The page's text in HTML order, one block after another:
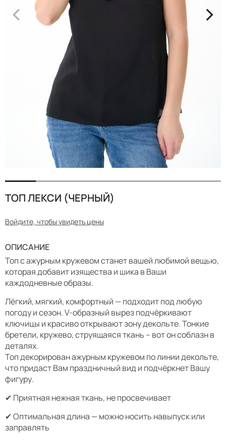
< >
ТОП ЛЕКСИ (ЧЕРНЫЙ)
Войдите, чтобы увидеть цены
ОПИСАНИЕ
Топ с ажурным кружевом станет вашей любимой вещью,
которая добавит изящества и шика в Ваши
каждодневные образы.
Лёгкий, мягкий, комфортный — подходит под любую
погоду и сезон. V-образный вырез подчёркивают
ключицы и красиво открывают зону декольте. Тонкие
бретели, кружево, струящаяся ткань – вот он соблазн в
деталях.
Топ декорирован ажурным кружевом по линии декольте,
что придаст Вам праздничный вид и подчёркнет Вашу
фигуру.
✔ Приятная нежная ткань, не просвечивает
✔ Оптимальная длина — можно носить навыпуск или
заправлять